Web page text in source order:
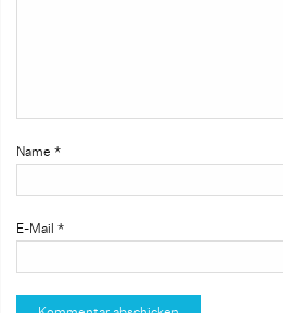
Name *
E-Mail *